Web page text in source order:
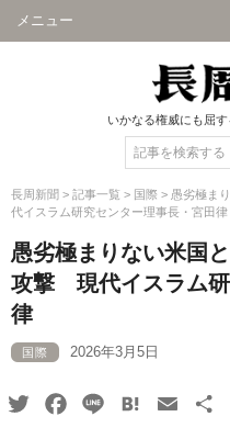
メニュー
いかなる権威にも屈
長周新聞 > 記事一覧 > 国際 > 愚劣極ま
代イスラム研究センター理事長・宮田律
愚劣極まりない米国
攻撃 現代イスラム研
律
国際 2026年3月5日
TwitterFacebook
Line HatenaEmail